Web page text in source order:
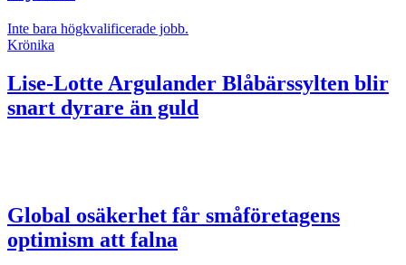
Inte bara högkvalificerade jobb.
Krönika
Lise-Lotte Argulander Blåbärssylten blir
snart dyrare än guld
Global osäkerhet får småföretagens
optimism att falna